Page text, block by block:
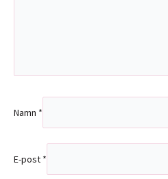
Namn *
E-post *